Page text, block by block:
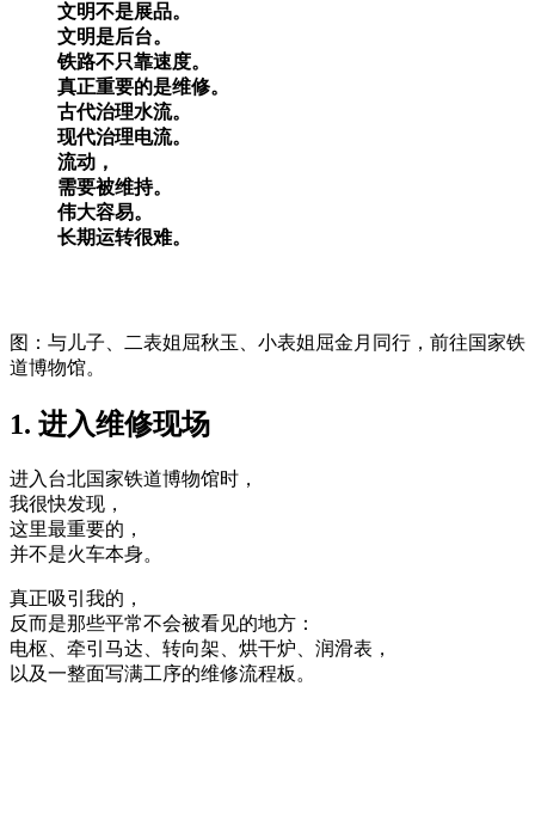
文明不是展品。
文明是后台。
铁路不只靠速度。
真正重要的是维修。
古代治理水流。
现代治理电流。
流动，
需要被维持。
伟大容易。
长期运转很难。
图：与儿子、二表姐屈秋玉、小表姐屈金月同行，前往国家铁
道博物馆。
1. 进入维修现场
进入台北国家铁道博物馆时，
我很快发现，
这里最重要的，
并不是火车本身。
真正吸引我的，
反而是那些平常不会被看见的地方：
电枢、牵引马达、转向架、烘干炉、润滑表，
以及一整面写满工序的维修流程板。